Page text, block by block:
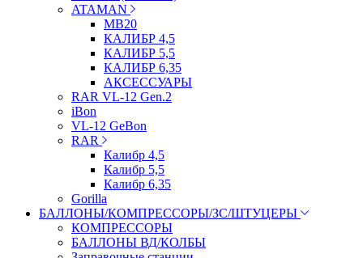
ATAMAN
МВ20
КАЛИБР 4,5
КАЛИБР 5,5
КАЛИБР 6,35
АКСЕССУАРЫ
RAR VL-12 Gen.2
iBon
VL-12 GeBon
RAR
Калибр 4,5
Калибр 5,5
Калибр 6,35
Gorilla
БАЛЛОНЫ/КОМПРЕССОРЫ/ЗС/ШТУЦЕРЫ
КОМПРЕССОРЫ
БАЛЛОНЫ ВД/КОЛБЫ